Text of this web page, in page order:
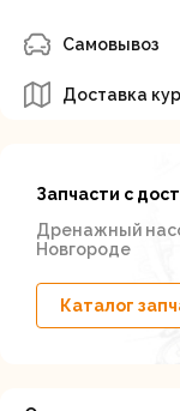
Самовывоз
Доставка
Запчасти с
Дренажный
Новгороде
Каталог